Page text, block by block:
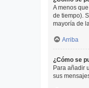
A menos
de tiempo).
mayoría de
Arriba
¿Cómo se
Para añadir
sus